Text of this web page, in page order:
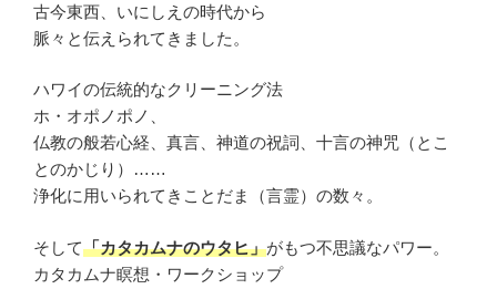
古今東西、いにしえの時代から
脈々と伝えられてきました。
ハワイの伝統的なクリーニング法
ホ・オポノポノ、
仏教の般若心経、真言、神道の祝詞、十言の神咒（とこ
とのかじり）……
浄化に用いられてきことだま（言霊）の数々。
そして「カタカムナのウタヒ」がもつ不思議なパワー。
カタカムナ瞑想・ワークショップ